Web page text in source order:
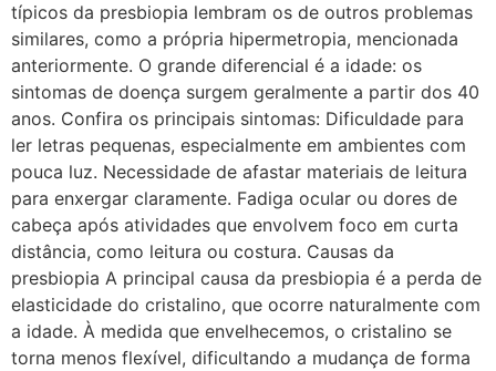
típicos da presbiopia lembram os de outros problemas
similares, como a própria hipermetropia, mencionada
anteriormente. O grande diferencial é a idade: os
sintomas de doença surgem geralmente a partir dos 40
anos. Confira os principais sintomas: Dificuldade para
ler letras pequenas, especialmente em ambientes com
pouca luz. Necessidade de afastar materiais de leitura
para enxergar claramente. Fadiga ocular ou dores de
cabeça após atividades que envolvem foco em curta
distância, como leitura ou costura. Causas da
presbiopia A principal causa da presbiopia é a perda de
elasticidade do cristalino, que ocorre naturalmente com
a idade. À medida que envelhecemos, o cristalino se
torna menos flexível, dificultando a mudança de forma